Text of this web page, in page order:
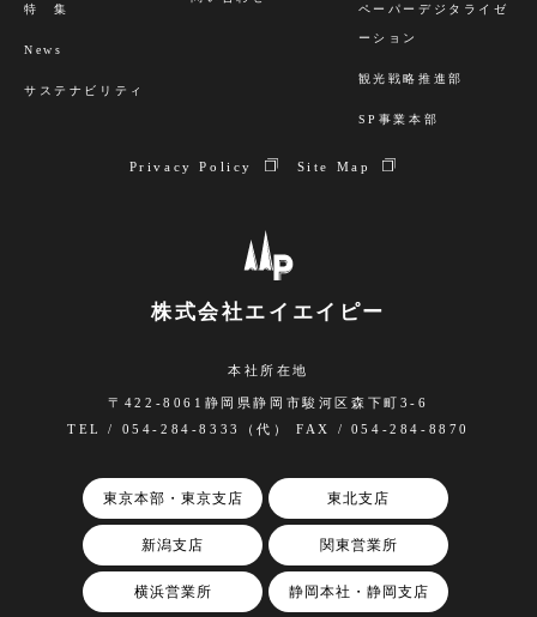
株式会社エイエイピー
本社所在地
〒422-8061静岡県静岡市駿河区森下町3-6
TEL / 054-284-8333（代） FAX / 054-284-8870
東京本部・東京支店 東北支店
新潟支店 関東営業所
横浜営業所 静岡本社・静岡支店
特 集
News
サステナビリティ
ペーパーデジタライゼ
ーション
観光戦略推進部
SP事業本部
Privacy Policy Site Map